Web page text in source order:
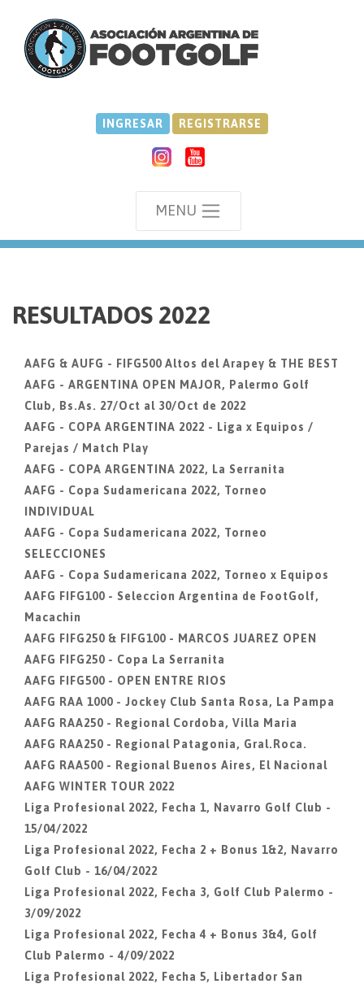
INGRESAR REGISTRARSE
MENU
RESULTADOS 2022
AAFG & AUFG - FIFG500 Altos del Arapey & THE BEST
AAFG - ARGENTINA OPEN MAJOR, Palermo Golf
Club, Bs.As. 27/Oct al 30/Oct de 2022
AAFG - COPA ARGENTINA 2022 - Liga x Equipos /
Parejas / Match Play
AAFG - COPA ARGENTINA 2022, La Serranita
AAFG - Copa Sudamericana 2022, Torneo
INDIVIDUAL
AAFG - Copa Sudamericana 2022, Torneo
SELECCIONES
AAFG - Copa Sudamericana 2022, Torneo x Equipos
AAFG FIFG100 - Seleccion Argentina de FootGolf,
Macachin
AAFG FIFG250 & FIFG100 - MARCOS JUAREZ OPEN
AAFG FIFG250 - Copa La Serranita
AAFG FIFG500 - OPEN ENTRE RIOS
AAFG RAA 1000 - Jockey Club Santa Rosa, La Pampa
AAFG RAA250 - Regional Cordoba, Villa Maria
AAFG RAA250 - Regional Patagonia, Gral.Roca.
AAFG RAA500 - Regional Buenos Aires, El Nacional
AAFG WINTER TOUR 2022
Liga Profesional 2022, Fecha 1, Navarro Golf Club -
15/04/2022
Liga Profesional 2022, Fecha 2 + Bonus 1&2, Navarro
Golf Club - 16/04/2022
Liga Profesional 2022, Fecha 3, Golf Club Palermo -
3/09/2022
Liga Profesional 2022, Fecha 4 + Bonus 3&4, Golf
Club Palermo - 4/09/2022
Liga Profesional 2022, Fecha 5, Libertador San